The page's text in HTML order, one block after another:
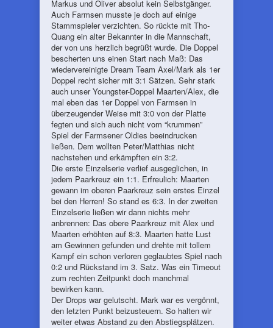
Markus und Oliver absolut kein Selbstgänger.
Auch Farmsen musste je doch auf einige
Stammspieler verzichten. So rückte mit Tho-
Quang ein alter Bekannter in die Mannschaft,
der von uns herzlich begrüßt wurde. Die Doppel
bescherten uns einen Start nach Maß: Das
wiedervereinigte Dream Team Axel/Mark als 1er
Doppel recht sicher mit 3:1 Sätzen. Sehr stark
auch unser Youngster-Doppel Maarten/Alex, die
mal eben das 1er Doppel von Farmsen in
überzeugender Weise mit 3:0 von der Platte
fegten und sich auch nicht vom “krummen”
Spiel der Farmsener Oldies beeindrucken
ließen. Dem wollten Peter/Matthias nicht
nachstehen und erkämpften ein 3:2.
Die erste Einzelserie verlief ausgeglichen, in
jedem Paarkreuz ein 1:1. Erfreulich: Maarten
gewann im oberen Paarkreuz sein erstes Einzel
bei den Herren! So stand es 6:3. In der zweiten
Einzelserie ließen wir dann nichts mehr
anbrennen: Das obere Paarkreuz mit Alex und
Maarten erhöhten auf 8:3. Maarten hatte Lust
am Gewinnen gefunden und drehte mit tollem
Kampf ein schon verloren geglaubtes Spiel nach
0:2 und Rückstand im 3. Satz. Was ein Timeout
zum rechten Zeitpunkt doch manchmal
bewirken kann.
Der Drops war gelutscht. Mark war es vergönnt,
den letzten Punkt beizusteuern. So halten wir
weiter etwas Abstand zu den Abstiegsplätzen.